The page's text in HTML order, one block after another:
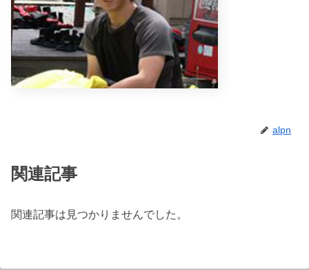
alpn
関連記事
関連記事は見つかりませんでした。